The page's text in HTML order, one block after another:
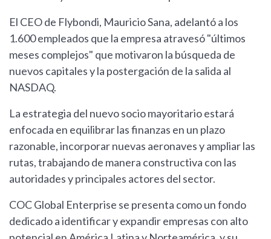
El CEO de Flybondi, Mauricio Sana, adelantó a los
1.600 empleados que la empresa atravesó "últimos
meses complejos" que motivaron la búsqueda de
nuevos capitales y la postergación de la salida al
NASDAQ.
La estrategia del nuevo socio mayoritario estará
enfocada en equilibrar las finanzas en un plazo
razonable, incorporar nuevas aeronaves y ampliar las
rutas, trabajando de manera constructiva con las
autoridades y principales actores del sector.
COC Global Enterprise se presenta como un fondo
dedicado a identificar y expandir empresas con alto